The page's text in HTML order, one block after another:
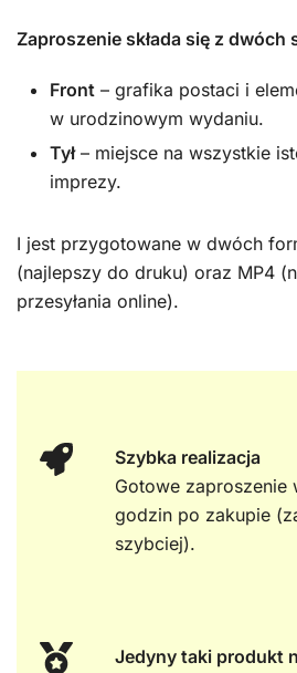
Zaproszenie składa się z dwóch
Front – grafika postaci i
w urodzinowym wydaniu.
Tył– miejsce na wszystkie
imprezy.
I jest przygotowane w dwóch
(najlepszy do druku) oraz MP4
przesyłania online).
Szybka realizacja
Gotowe zaproszenie
godzin po zakupie
szybciej).
Jedyny taki produkt